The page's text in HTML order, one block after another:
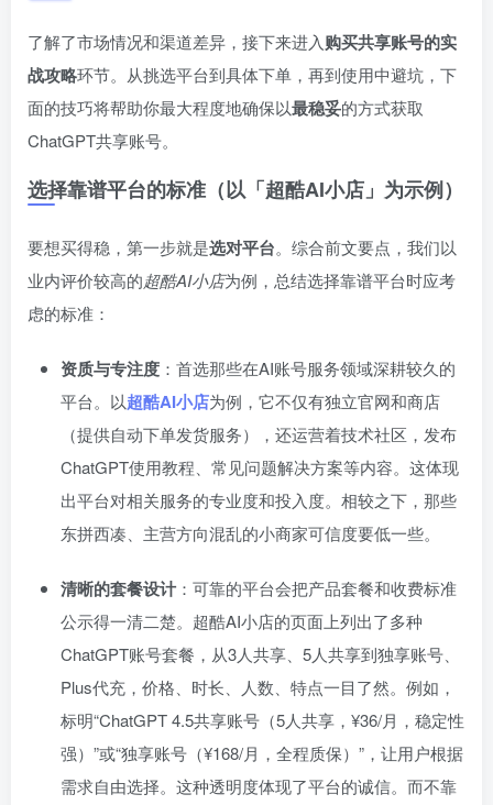
了解了市场情况和渠道差异，接下来进入购买共享账号的实
战攻略环节。从挑选平台到具体下单，再到使用中避坑，下
面的技巧将帮助你最大程度地确保以最稳妥的方式获取
ChatGPT共享账号。
选择靠谱平台的标准（以「超酷AI小店」为示例）
要想买得稳，第一步就是选对平台。综合前文要点，我们以
业内评价较高的超酷AI小店为例，总结选择靠谱平台时应考
虑的标准：
资质与专注度 ：首选那些在AI账号服务领域深耕较久的
平台。以超酷AI小店为例，它不仅有独立官网和商店
（提供自动下单发货服务），还运营着技术社区，发布
ChatGPT使用教程、常见问题解决方案等内容。这体现
出平台对相关服务的专业度和投入度。相较之下，那些
东拼西凑、主营方向混乱的小商家可信度要低一些。
清晰的套餐设计：可靠的平台会把产品套餐和收费标准
公示得一清二楚。超酷AI小店的页面上列出了多种
ChatGPT账号套餐，从3人共享、5人共享到独享账号、
Plus代充，价格、时长、人数、特点一目了然。例如，
标明“ChatGPT 4.5共享账号（5人共享，¥36/月，稳定性
强）”或“独享账号（¥168/月，全程质保）”，让用户根据
需求自由选择。这种透明度体现了平台的诚信。而不靠